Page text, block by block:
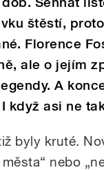
štěstí,
Florence
ale o jejím
A
když asi ne
byly kruté.
nebo